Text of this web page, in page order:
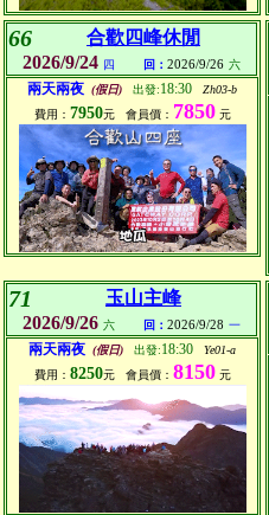
66
合歡四峰休閒
2026/9/24 四 回： 2026/9/26 六
兩天兩夜 (假日) 出發:18:30
Zh03-b
費用： 7950元 會員價： 7850元
71
玉山主峰
2026/9/26 六 回： 2026/9/28 一
兩天兩夜 (假日) 出發:18:30
Ye01-a
費用： 8250元 會員價： 8150元